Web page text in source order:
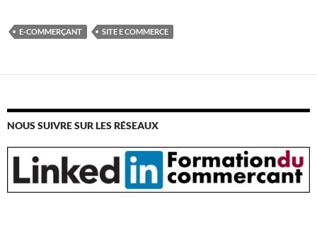
E-COMMERÇANT SITE E COMMERCE
NOUS SUIVRE SUR LES RÉSEAUX